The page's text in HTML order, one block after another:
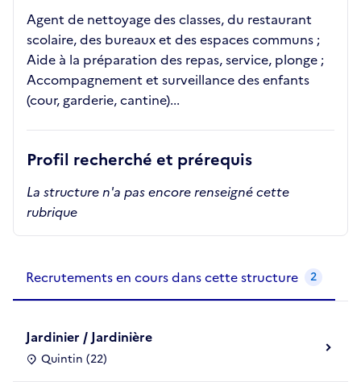
Agent de nettoyage des classes, du restaurant
scolaire, des bureaux et des espaces communs ;
Aide à la préparation des repas, service, plonge ;
Accompagnement et surveillance des enfants
(cour, garderie, cantine)...
Profil recherché et prérequis
La structure n'a pas encore renseigné cette
rubrique
Recrutements en cours dans cette structure 2
Jardinier / Jardinière
Quintin (22)